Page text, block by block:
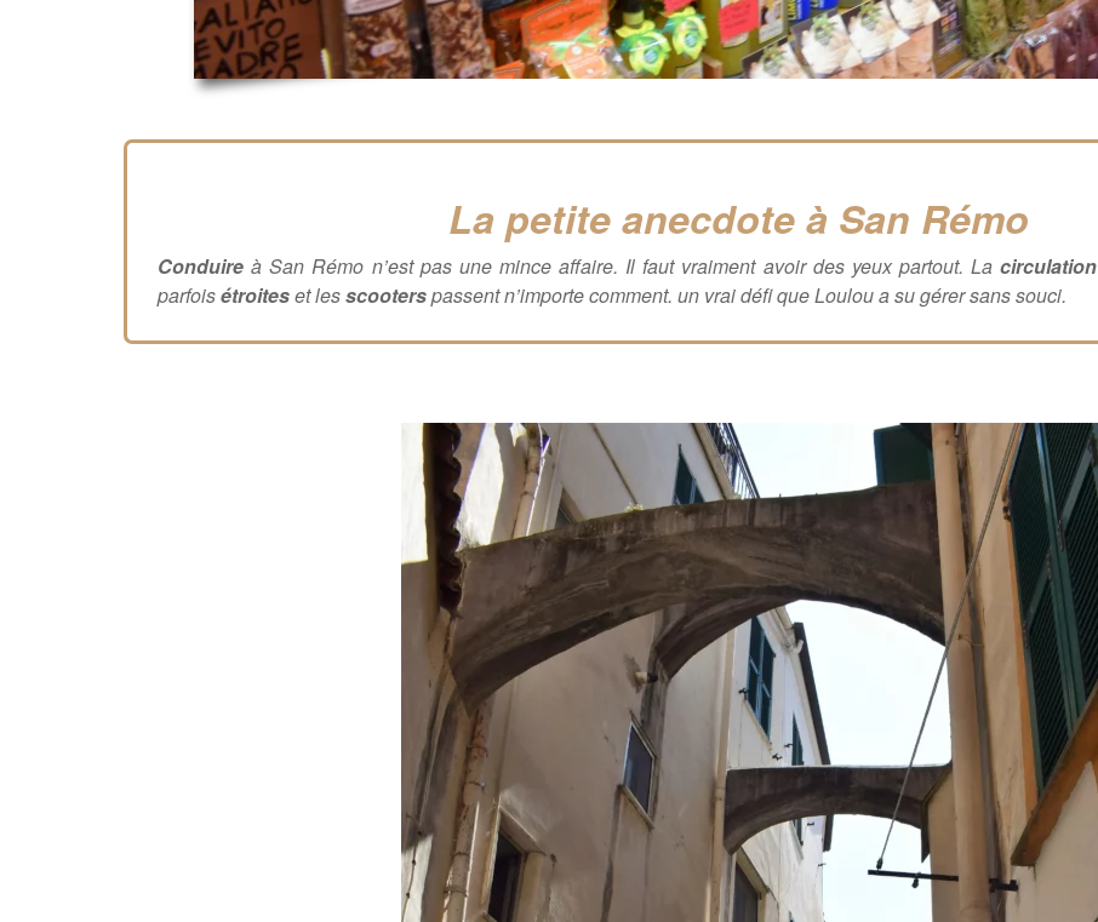
La petite anecdote à San Rémo
Conduire à San Rémo n’est pas une mince affaire. Il faut vraiment avoir des yeux partout. Lacirculation
parfoisétroiteset lesscooterspassent n’importe comment. un vrai défi que Loulou a su gérer sans souci.